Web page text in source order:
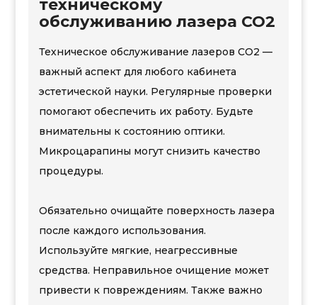
техническому
обслуживанию лазера CO2
Техническое обслуживание лазеров CO2 —
важный аспект для любого кабинета
эстетической науки. Регулярные проверки
помогают обеспечить их работу. Будьте
внимательны к состоянию оптики.
Микроцарапины могут снизить качество
процедуры.
Обязательно очищайте поверхность лазера
после каждого использования.
Используйте мягкие, неагрессивные
средства. Неправильное очищение может
привести к повреждениям. Также важно